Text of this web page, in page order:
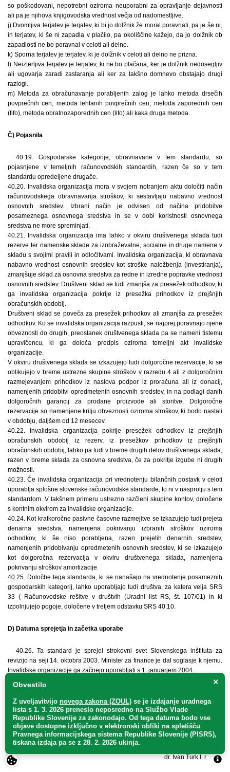
so poškodovani, nepotrebni oziroma neuporabni za opravljanje dejavnosti
ali pa je njihova knjigovodska vrednost večja od nadomestljive.
j) Dvomljiva terjatev je terjatev, ki bi jo dolžnik že moral poravnati, pa je še ni,
in terjatev, ki še ni zapadla v plačilo, pa okoliščine kažejo, da jo dolžnik ob
zapadlosti ne bo poravnal v celoti ali delno.
k) Sporna terjatev je terjatev, ki je dolžnik v celoti ali delno ne prizna.
l) Neizterljiva terjatev je terjatev, ki ne bo plačana, ker je dolžnik nedosegljiv
ali ugovarja zaradi zastaranja ali ker za takšno domnevo obstajajo drugi
razlogi.
m) Metoda za obračunavanje porabljenih zalog je lahko metoda drsečih
povprečnih cen, metoda tehtanih povprečnih cen, metoda zaporednih cen
(fifo), metoda obratnozaporednih cen (lifo) ali kaka druga metoda.
Č) Pojasnila
40.19. Gospodarske kategorije, obravnavane v tem standardu, so
pojasnjene v temeljnih računovodskih standardih, razen če so v tem
standardu opredeljene drugače.
40.20. Invalidska organizacija mora v svojem notranjem aktu določiti način
računovodskega obravnavanja stroškov, ki sestavljajo nabavno vrednost
osnovnih sredstev. Izbrani način je odvisen od načina pridobitve
posameznega osnovnega sredstva in se v dobi koristnosti osnovnega
sredstva ne more spreminjati.
40.21. Invalidska organizacija ima lahko v okviru društvenega sklada tudi
rezerve ter namenske sklade za izobraževalne, socialne in druge namene v
skladu s svojimi pravili in odločitvami. Invalidska organizacija, ki obravnava
nabavno vrednost osnovnih sredstev kot stroške naložbenja (investiranja),
zmanjšuje sklad za osnovna sredstva za redne in izredne popravke vrednosti
osnovnih sredstev. Društveni sklad se tudi zmanjša za presežek odhodkov, ki
ga invalidska organizacija pokrije iz presežka prihodkov iz prejšnjih
obračunskih obdobij.
Društveni sklad se poveča za presežek prihodkov ali zmanjša za presežek
odhodkov. Ko se invalidska organizacija razpusti, se najprej poravnajo njene
obveznosti do drugih, preostanek društvenega sklada pa se nameni tistemu
upravičencu, ki ga določa predpis oziroma temeljni akt invalidske
organizacije.
V okviru društvenega sklada se izkazujejo tudi dolgoročne rezervacije, ki se
oblikujejo v breme ustrezne skupine stroškov v razredu 4 ali z dolgoročnim
razmejevanjem prihodkov iz naslova podpor iz proračuna ali iz donacij,
namenjenih pridobitvi opredmetenih osnovnih sredstev, in na podlagi danih
dolgoročnih garancij za prodane proizvode ali storitve. Dolgoročne
rezervacije so namenjene kritju obveznosti oziroma stroškov, ki bodo nastali
v obdobju, daljšem od 12 mesecev.
40.22. Invalidska organizacija pokrije presežek odhodkov iz prejšnjih
obračunskih obdobij iz rezerv, iz presežkov prihodkov iz prejšnjih
obračunskih obdobij, lahko pa tudi v breme drugih delov društvenega sklada,
razen v breme sklada za osnovna sredstva, če za pokritje izgube ni drugih
možnosti.
40.23. Če invalidska organizacija pri vrednotenju bilančnih postavk v celoti
uporablja splošne slovenske računovodske standarde, to ni v nasprotju s tem
standardom. V takšnem primeru ustrezno razčleni skupine kontov, določene
s kontnim okvirom za invalidske organizacije.
40.24. Kot kratkoročne pasivne časovne razmejitve se izkazujejo tudi prejeta
denarna sredstva, namenjena pokrivanju izbranih stroškov oziroma
odhodkov, ki še niso porabljena, razen prejetih denarnih sredstev,
namenjenih pridobivanju opredmetenih osnovnih sredstev, ki se izkazujejo
kot dolgoročna rezervacija v okviru društvenega sklada, namenjena
pokrivanju stroškov amortizacije.
40.25. Določbe tega standarda, ki se nanašajo na vrednotenje posameznih
gospodarskih kategorij, lahko uporabljajo tudi društva, za katera velja SRS
33 ( Računovodske rešitve v društvih (Uradni list RS, št. 107/01) in ki
izpolnjujejo pogoje, določene v tretjem odstavku SRS 40.10.
D) Datuma sprejetja in začetka uporabe
40.26. Ta standard je sprejel strokovni svet Slovenskega inštituta za
revizijo na seji 14. oktobra 2003. Minister za finance je dal soglasje k njemu.
Invalidske organizacije ga začnejo uporabljati s 1. januarjem 2004.
Št. 20/03
Ljubljana, dne 14. oktobra 2003.
Predsednik
strokovnega sveta
Slovenskega inštituta za
dr. Ivan Turk l. r.
×
Obvestilo
Z uveljavitvijo novega zakona (ZOUL) se je izdajanje uradnega
lista s 1. 3. 2026 preneslo neposredno na Službo Vlade
Republike Slovenije za zakonodajo. Od tega datuma bodo vse
objave dostopne izključno v elektronski obliki na spletišču
Pravnega informacijskega sistema Republike Slovenije (PISRS),
tiskana izdaja pa se z 28. 2. 2026 ukinja.